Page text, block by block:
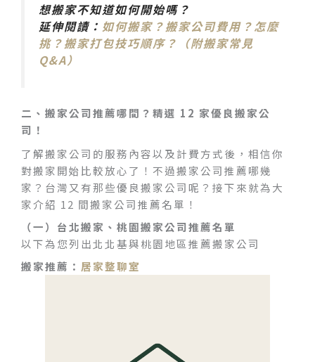
想搬家不知道如何開始嗎？
延伸閱讀： 如何搬家？搬家公司費用？怎麼
挑？搬家打包技巧順序？（附搬家常見
Q&A）
二、搬家公司推薦哪間？精選 12 家優良搬家公
司！
了解搬家公司的服務內容以及計費方式後，相信你
對搬家開始比較放心了！不過搬家公司推薦哪幾
家？台灣又有那些優良搬家公司呢？接下來就為大
家介紹 12 間搬家公司推薦名單！
（一）台北搬家、桃園搬家公司推薦名單
以下為您列出北北基與桃園地區推薦搬家公司
搬家推薦： 居家整聊室